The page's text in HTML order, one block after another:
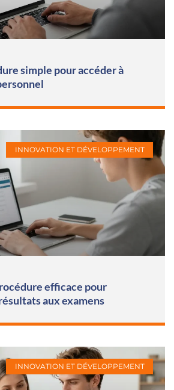
simple pour accéder à
INNOVATION ET DÉVELOPPEMENT
efficace pour
aux examens
INNOVATION ET DÉVELOPPEMENT